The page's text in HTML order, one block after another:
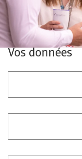
Vos données